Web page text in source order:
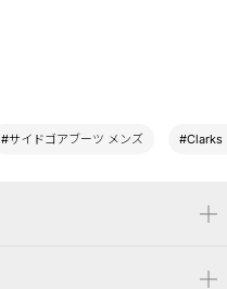
#サイドゴアブーツ メンズ #Clarks